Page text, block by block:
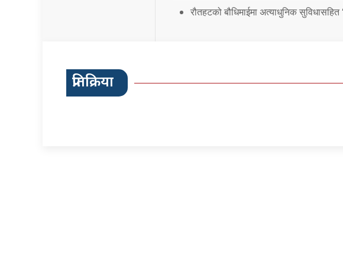
रौतहटको बौधिमाईमा अत्याधुनिक
प्रतिक्रिया